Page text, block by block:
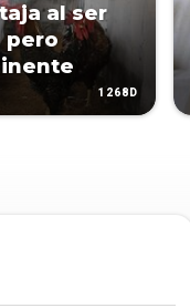
al ser
pero
1268D